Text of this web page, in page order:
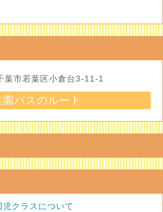
市若葉区小倉台3-11-1
バスのルート
クラスについて